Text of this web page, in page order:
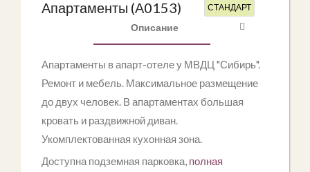
Апартаменты (А0153) СТАНДАРТ
Описание
Апартаменты в апарт-отеле у МВДЦ "Сибирь".
Ремонт и мебель. Максимальное размещение
до двух человек. В апартаментах большая
кровать и раздвижной диван.
Укомплектованная кухонная зона.
Доступна подземная парковка, полная